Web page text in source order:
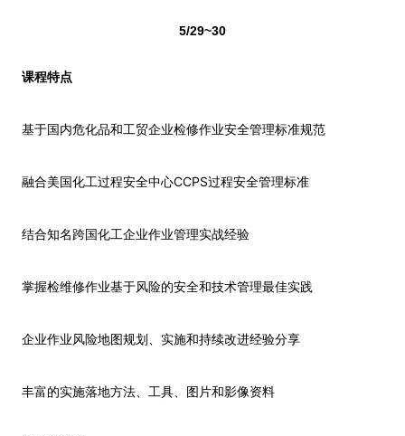
5/29~30
课程特点
基于国内危化品和工贸企业检修作业安全管理标准规范
融合美国化工过程安全中心CCPS过程安全管理标准
结合知名跨国化工企业作业管理实战经验
掌握检维修作业基于风险的安全和技术管理最佳实践
企业作业风险地图规划、实施和持续改进经验分享
丰富的实施落地方法、工具、图片和影像资料